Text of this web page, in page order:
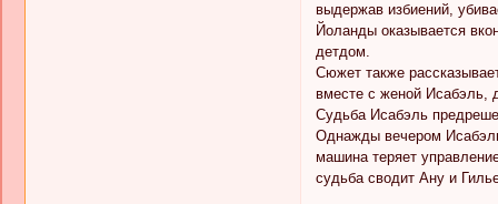
выдержав избиений,
Йоланды оказывается
детдом.
Сюжет также
вместе с женой Исабэль,
Судьба Исабэль
Однажды вечером
машина теряет
судьба сводит Ану и